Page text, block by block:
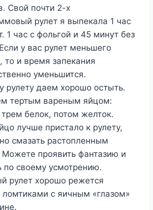
Свой почти 2-х
рулет я выпекала 1 час
1 час с фольгой и 45 минут без
у вас рулет меньшего
то и время запекания
уменьшится.
рулету даем хорошо остыть.
тертым вареным яйцом:
трем белок, потом желток.
лучше пристало к рулету,
смазать растопленным
проявить фантазию и
по своему усмотрению.
рулет хорошо режется
ломтиками с яичным «глазом»